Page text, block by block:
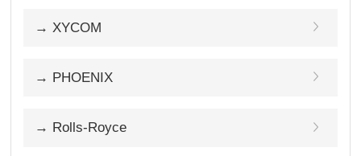
→ XYCOM
→ PHOENIX
→ Rolls-Royce